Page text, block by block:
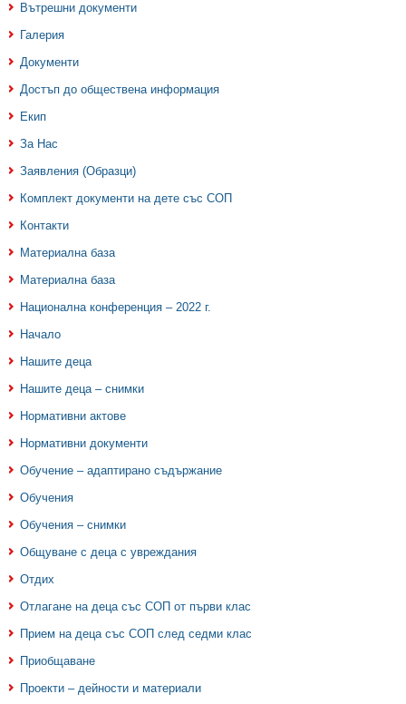
Вътрешни документи
Галерия
Документи
Достъп до обществена информация
Екип
За Нас
Заявления (Образци)
Комплект документи на дете със СОП
Контакти
Материална база
Материална база
Национална конференция – 2022 г.
Начало
Нашите деца
Нашите деца – снимки
Нормативни актове
Нормативни документи
Обучение – адаптирано съдържание
Обучения
Обучения – снимки
Общуване с деца с увреждания
Отдих
Отлагане на деца със СОП от първи клас
Прием на деца със СОП след седми клас
Приобщаване
Проекти – дейности и материали